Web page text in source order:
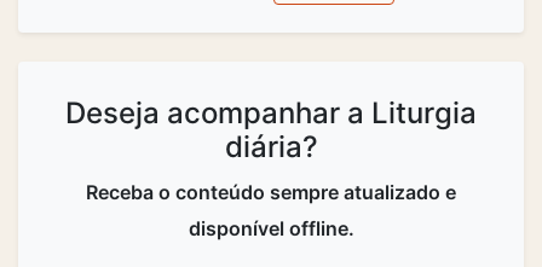
Deseja acompanhar a Liturgia
diária?
Receba o conteúdo sempre atualizado e
disponível offline.